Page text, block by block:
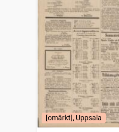
[omärkt], Uppsala